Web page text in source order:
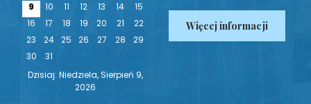
9
10 11 12 13 14
15
16
17 18 19 20 21
22
23
24 25 26 27 28
29
30
31
Dzisiaj: Niedziela, Sierpień 9,
2026
Więcej informacji